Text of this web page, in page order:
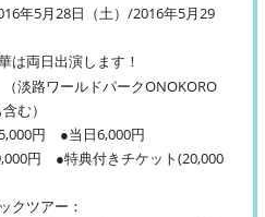
年5月28日（土）/2016年5月29
は両日出演します！
（淡路ワールドパークONOKORO
む）
円 ●当日6,000円
円 ●特典付きチケット(20,000
クツアー：